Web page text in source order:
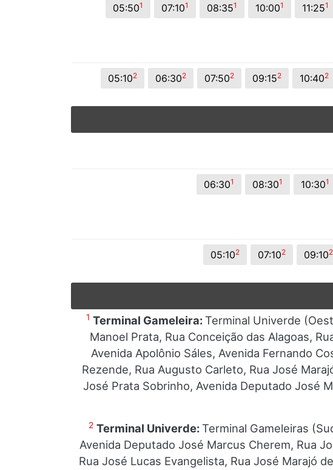
05:501 07:101 08:351 10:001 11:251
05:102 06:302 07:502 09:152 10:402
06:301 08:301 10:301
05:102 07:102 09:102
1 Terminal Gameleira:Terminal Univerde
Manoel Prata, Rua Conceição das Alagoas,
Avenida Apolônio Sáles, Avenida Fernando
Rezende, Rua Augusto Carleto, Rua José
José Prata Sobrinho, Avenida Deputado José
2 Terminal Univerde:Terminal Gameleiras
Avenida Deputado José Marcus Cherem, Rua
Rua José Lucas Evangelista, Rua José Marajó